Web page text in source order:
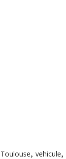
Toulouse, vehicule,